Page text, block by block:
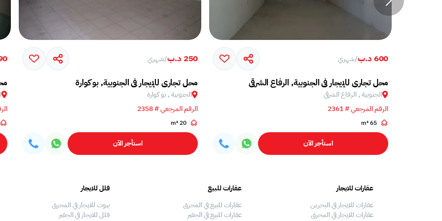
600 د.ب /شهري
محل تجاري للإيجار في الجنوبية, الرفاع الشرقي
الجنوبية , الرفاع الشرقي
الرقم المرجعي # 2361
65 m²
استأجر الآن
250 د.ب /شهري
محل تجاري للإيجار في الجنوبية, بو كوارة
الجنوبية , بو كوارة
الرقم المرجعي # 2358
20 m²
استأجر الآن
90
عقارات للايجار
عقارات للايجار في البحرين
عقارات للايجار في المحرق
عقارات للبيع
عقارات للبيع في المحرق
عقارات للبيع في الجفير
فلل للايجار
بيوت للايجار في المحرق
فلل للايجار في الجفير